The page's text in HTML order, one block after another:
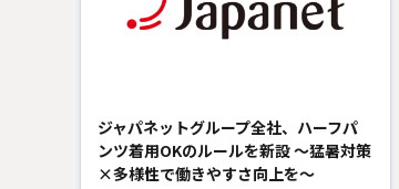
ジャパネットグループ全社、ハーフパ
ンツ着用OKのルールを新設 ～猛暑対策
×多様性で働きやすさ向上を～